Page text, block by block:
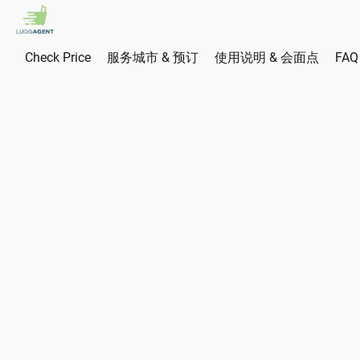
Check Price 服务城市 & 预订 使用说明 & 会面点 FAQ